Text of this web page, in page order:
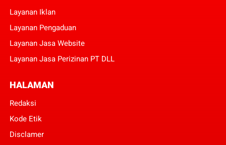
Layanan Iklan
Layanan Pengaduan
Layanan Jasa Website
Layanan Jasa Perizinan PT DLL
HALAMAN
Redaksi
Kode Etik
Disclamer